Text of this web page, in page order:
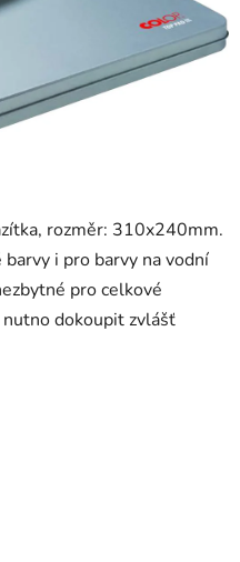
rozměr: 310x240mm.
i pro barvy na vodní
pro celkové
dokoupit zvlášť